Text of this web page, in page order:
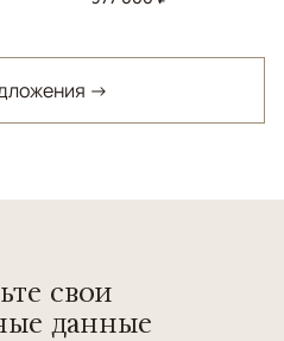
→
свои
данные